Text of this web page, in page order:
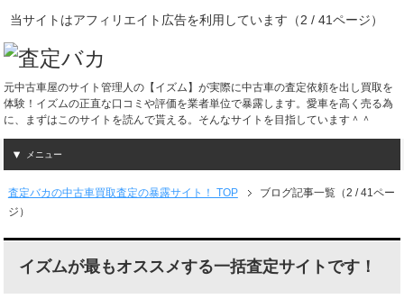
当サイトはアフィリエイト広告を利用しています（2 / 41ページ）
元中古車屋のサイト管理人の【イズム】が実際に中古車の査定依頼を出し買取を
体験！イズムの正直な口コミや評価を業者単位で暴露します。愛車を高く売る為
に、まずはこのサイトを読んで貰える。そんなサイトを目指しています＾＾
メニュー
査定バカの中古車買取査定の暴露サイト！ TOP
ブログ記事一覧（2 / 41ペー
ジ）
イズムが最もオススメする一括査定サイトです！